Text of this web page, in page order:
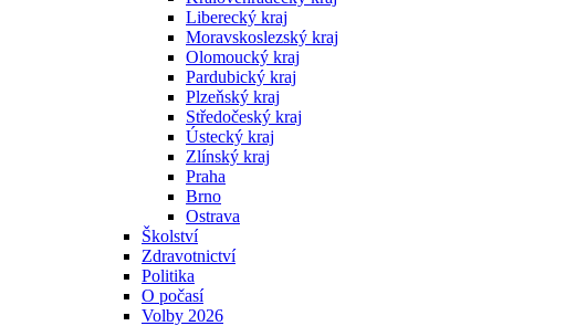
Liberecký kraj
Moravskoslezský kraj
Olomoucký kraj
Pardubický kraj
Plzeňský kraj
Středočeský kraj
Ústecký kraj
Zlínský kraj
Praha
Brno
Ostrava
Školství
Zdravotnictví
Politika
O počasí
Volby 2026